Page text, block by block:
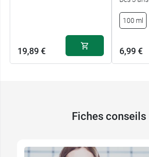
19,89 €
100 ml
6,99 €
Fiches conseils